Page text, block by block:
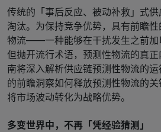
传统的「事后反应、被动补救」式
淘汰。为保持竞争优势，具有前瞻
物流——一种能够在干扰发生之前加
但抛开流行术语，预测性物流的真
南将深入解析供应链预测性物流的
的前瞻洞察如何释放预测性物流的
将市场波动转化为战略优势。
多变世界中，不再「凭经验猜测」